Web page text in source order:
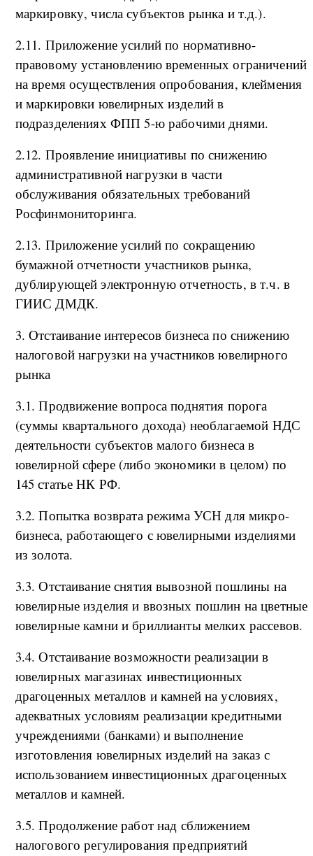
маркировку, числа субъектов рынка и т.д.).
2.11. Приложение усилий по нормативно-
правовому установлению временных ограничений
на время осуществления опробования, клеймения
и маркировки ювелирных изделий в
подразделениях ФПП 5-ю рабочими днями.
2.12. Проявление инициативы по снижению
административной нагрузки в части
обслуживания обязательных требований
Росфинмониторинга.
2.13. Приложение усилий по сокращению
бумажной отчетности участников рынка,
дублирующей электронную отчетность, в т.ч. в
ГИИС ДМДК.
3. Отстаивание интересов бизнеса по снижению
налоговой нагрузки на участников ювелирного
рынка
3.1. Продвижение вопроса поднятия порога
(суммы квартального дохода) необлагаемой НДС
деятельности субъектов малого бизнеса в
ювелирной сфере (либо экономики в целом) по
145 статье НК РФ.
3.2. Попытка возврата режима УСН для микро-
бизнеса, работающего с ювелирными изделиями
из золота.
3.3. Отстаивание снятия вывозной пошлины на
ювелирные изделия и ввозных пошлин на цветные
ювелирные камни и бриллианты мелких рассевов.
3.4. Отстаивание возможности реализации в
ювелирных магазинах инвестиционных
драгоценных металлов и камней на условиях,
адекватных условиям реализации кредитными
учреждениями (банками) и выполнение
изготовления ювелирных изделий на заказ с
использованием инвестиционных драгоценных
металлов и камней.
3.5. Продолжение работ над сближением
налогового регулирования предприятий